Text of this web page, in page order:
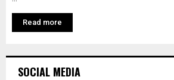
Read more
SOCIAL MEDIA